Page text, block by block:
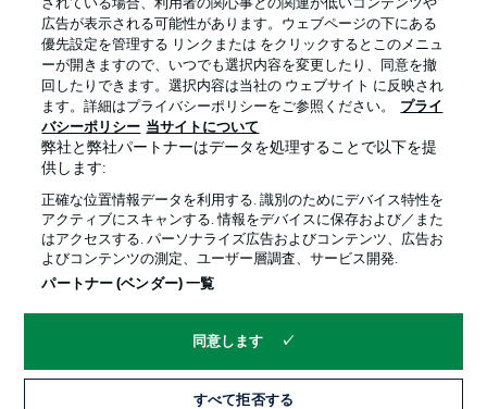
BUNDESLIGA APP
Official Partners
されている場合、利用者の関心事との関連が低いコンテンツや
広告が表示される可能性があります。ウェブページの下にある
優先設定を管理する リンクまたは をクリックするとこのメニュ
ーが開きますので、いつでも選択内容を変更したり、同意を撤
回したりできます。選択内容は当社の ウェブサイト に反映され
ます。詳細はプライバシーポリシーをご参照ください。
プライ
バシーポリシー 当サイトについて
弊社と弊社パートナーはデータを処理することで以下を提
供します:
正確な位置情報データを利用する. 識別のためにデバイス特性を
アクティブにスキャンする. 情報をデバイスに保存および／また
はアクセスする. パーソナライズ広告およびコンテンツ、広告お
よびコンテンツの測定、ユーザー層調査、サービス開発.
パートナー (ベンダー) 一覧
同意します
すべて拒否する